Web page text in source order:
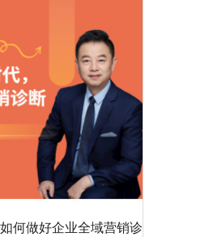
何做好企业全域营销诊